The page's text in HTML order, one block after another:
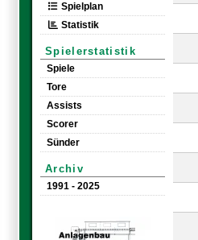
Spielplan
Statistik
Spielerstatistik
Spiele
Tore
Assists
Scorer
Sünder
Archiv
1991 - 2025